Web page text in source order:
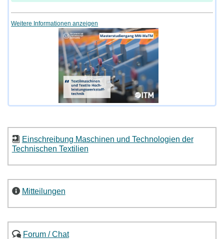
Weitere Informationen anzeigen
Einschreibung Maschinen und Technologien der
Technischen Textilien
Mitteilungen
Forum / Chat